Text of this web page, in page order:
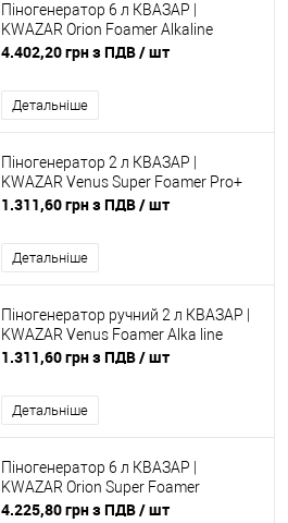
Піногенератор 6 л КВАЗАР |
KWAZAR Orion Foamer Alkaline
4.402,20 грн з ПДВ/ шт
Детальніше
Піногенератор 2 л КВАЗАР |
KWAZAR Venus Super Foamer Pro+
1.311,60 грн з ПДВ/ шт
Детальніше
Піногенератор ручний 2 л КВАЗАР |
KWAZAR Venus Foamer Alka line
1.311,60 грн з ПДВ/ шт
Детальніше
Піногенератор 6 л КВАЗАР |
KWAZAR Orion Super Foamer
4.225,80 грн з ПДВ/ шт